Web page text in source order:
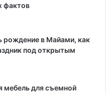
фактов
рождение в Майами, как
под открытым
мебель для съемной